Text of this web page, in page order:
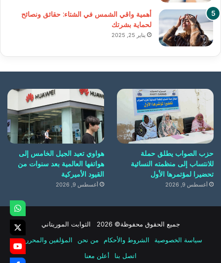
أهمية واقي الشمس في الشتاء: حقائق ونصائح
لحماية بشرتك
يناير 25, 2025
حزب الصواب يطلق حملة
للانتساب إلى منظمته النسائية
تحضيرا لمؤتمرها الأول
أغسطس 9, 2026
هواوي تعيد الجيل الخامس إلى
هواتفها العالمية بعد سنوات من
القيود الأميركية
أغسطس 9, 2026
جميع الحقوق محفوظة© 2026 الثوابت الموريتاني
سياسة الخصوصية
الشروط والأحكام من نحن
المؤلفين والمحررين
اتصل بنا
أعلن معنا